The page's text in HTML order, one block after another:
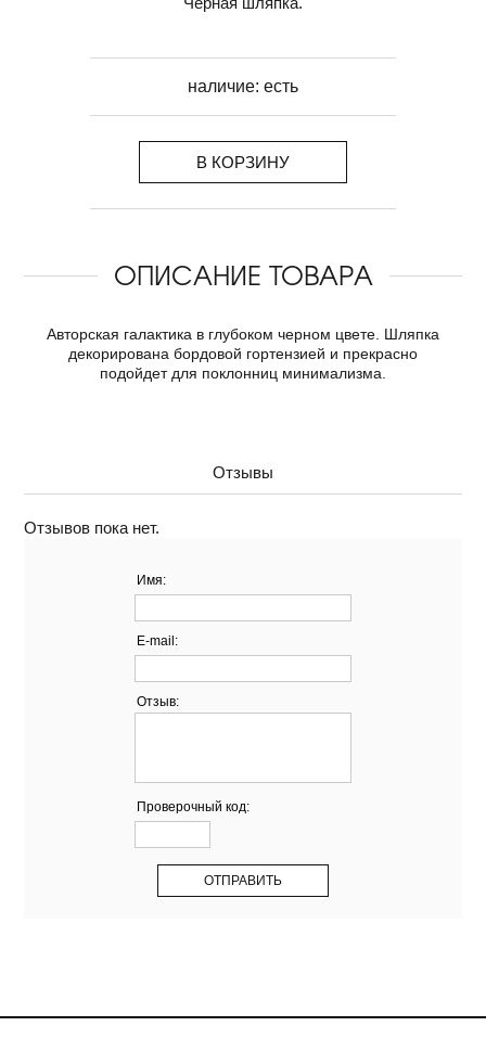
наличие: есть
В КОРЗИНУ
ОПИСАНИЕ ТОВАРА
Авторская галактика в глубоком черном цвете. Шляпка
декорирована бордовой гортензией и прекрасно
подойдет для поклонниц минимализма.
Отзывы
Отзывов пока нет.
Имя:
E-mail:
Отзыв:
Проверочный код: